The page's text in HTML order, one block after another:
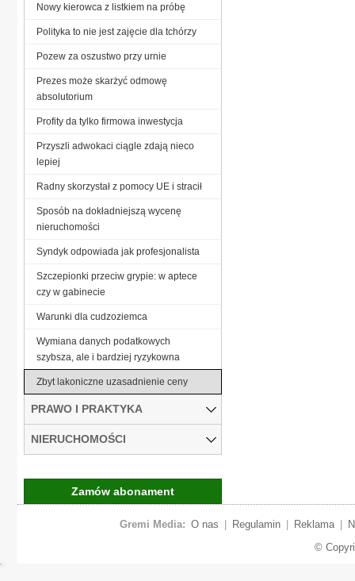
Nowy kierowca z listkiem na próbę
Polityka to nie jest zajęcie dla tchórzy
Pozew za oszustwo przy urnie
Prezes może skarżyć odmowę
absolutorium
Profity da tylko firmowa inwestycja
Przyszli adwokaci ciągle zdają nieco
lepiej
Radny skorzystał z pomocy UE i stracił
Sposób na dokładniejszą wycenę
nieruchomości
Syndyk odpowiada jak profesjonalista
Szczepionki przeciw grypie: w aptece
czy w gabinecie
Warunki dla cudzoziemca
Wymiana danych podatkowych
szybsza, ale i bardziej ryzykowna
Zbyt lakoniczne uzasadnienie ceny
PRAWO I PRAKTYKA
NIERUCHOMOŚCI
Zamów abonament
Gremi Media: O nas Regulamin Reklama
©